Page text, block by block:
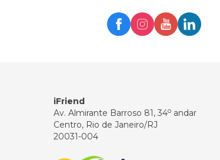
iFriend
Av. Almirante Barroso 81, 34o andar
Centro, Rio de Janeiro/RJ
20031-004